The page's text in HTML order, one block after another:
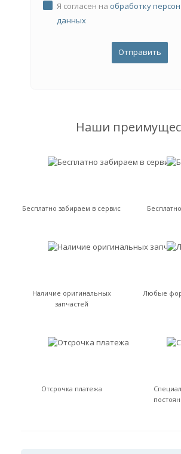
Я согласен на обработку
данных
Наши
Бесплатно забираем в сервис
Наличие оригинальных
запчастей
Любые
Отсрочка платежа